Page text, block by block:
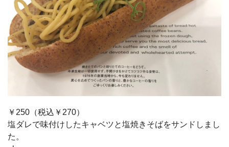
￥250（税込￥270）
塩ダレで味付けしたキャベツと塩焼きそばをサンドしまし
た。